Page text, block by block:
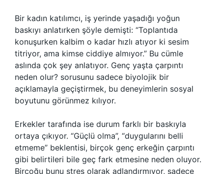
Bir kadın katılımcı, iş yerinde yaşadığı yoğun
baskıyı anlatırken şöyle demişti: “Toplantıda
konuşurken kalbim o kadar hızlı atıyor ki sesim
titriyor, ama kimse ciddiye almıyor.” Bu cümle
aslında çok şey anlatıyor. Genç yaşta çarpıntı
neden olur? sorusunu sadece biyolojik bir
açıklamayla geçiştirmek, bu deneyimlerin sosyal
boyutunu görünmez kılıyor.
Erkekler tarafında ise durum farklı bir baskıyla
ortaya çıkıyor. “Güçlü olma”, “duygularını belli
etmeme” beklentisi, birçok genç erkeğin çarpıntı
gibi belirtileri bile geç fark etmesine neden oluyor.
Birçoğu bunu stres olarak adlandırmıyor, sadece